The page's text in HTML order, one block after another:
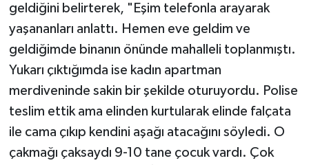
geldiğini belirterek, "Eşim telefonla arayarak
yaşananları anlattı. Hemen eve geldim ve
geldiğimde binanın önünde mahalleli toplanmıştı.
Yukarı çıktığımda ise kadın apartman
merdiveninde sakin bir şekilde oturuyordu. Polise
teslim ettik ama elinden kurtularak elinde falçata
ile cama çıkıp kendini aşağı atacağını söyledi. O
çakmağı çaksaydı 9-10 tane çocuk vardı. Çok